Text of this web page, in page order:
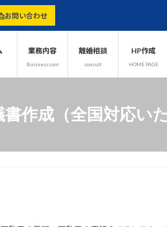
お問い合わせ
業務内容
Business content
離婚相談
consult
HP作成
HOME PAGE
作成（全国対応い